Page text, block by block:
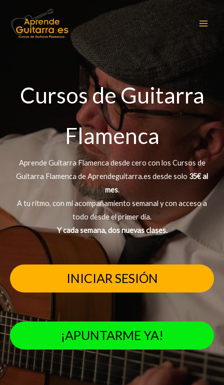
contenido
Cursos de Guitarra
Flamenca
Aprende Guitarra Flamenca desde cero con los Cursos de
Guitarra Flamenca de Aprendeguitarra.es desde solo 35€ al
mes.
A tu ritmo, con mi acompañamiento semanal y con acceso a
todo desde el primer día.
Y cada semana, dos nuevas clases.
INICIAR SESIÓN
¡APUNTARME YA!